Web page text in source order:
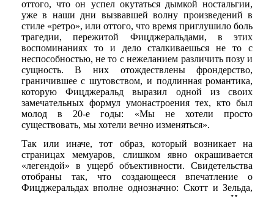
оттого, что он успел окутаться дымкой ностальгии,
уже в наши дни вызвавшей волну произведений в
стиле «ретро», или оттого, что время приглушило боль
трагедии, пережитой Фицджеральдами, в этих
воспоминаниях то и дело сталкиваешься не то с
неспособностью, не то с нежеланием различить позу и
сущность. В них отождествлены фрондерство,
граничившее с шутовством, и подлинная романтика,
которую Фицджеральд выразил одной из своих
замечательных формул умонастроения тех, кто был
молод в 20-е годы: «Мы не хотели просто
существовать, мы хотели вечно изменяться».
Так или иначе, тот образ, который возникает на
страницах мемуаров, слишком явно окрашивается
«легендой» в ущерб объективности. Свидетельства
отобраны так, что создающееся впечатление о
Фицджеральдах вполне однозначно: Скотт и Зельда,